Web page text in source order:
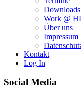
Downloads
Work @
Über uns
Impressum
Kontakt
Log In
Social Media